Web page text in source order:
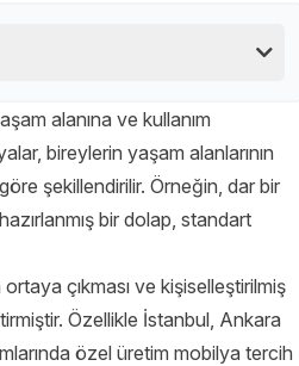
alanına ve kullanım
bireylerin yaşam alanlarının
şekillendirilir. Örneğin, dar bir
bir dolap, standart
çıkması ve kişiselleştirilmiş
Özellikle İstanbul, Ankara
özel üretim mobilya tercih